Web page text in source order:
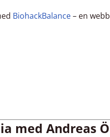
BiohackBalance– en
med Andreas